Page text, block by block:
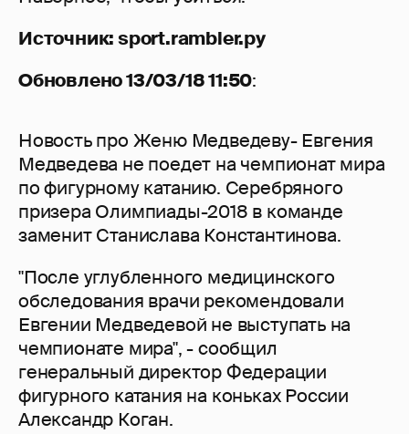
Источник: sport.rambler.ру
Обновлено 13/03/18 11:50:
Новость про Женю Медведеву- Евгения
Медведева не поедет на чемпионат мира
по фигурному катанию. Серебряного
призера Олимпиады-2018 в команде
заменит Станислава Константинова.
"После углубленного медицинского
обследования врачи рекомендовали
Евгении Медведевой не выступать на
чемпионате мира", - сообщил
генеральный директор Федерации
фигурного катания на коньках России
Александр Коган.